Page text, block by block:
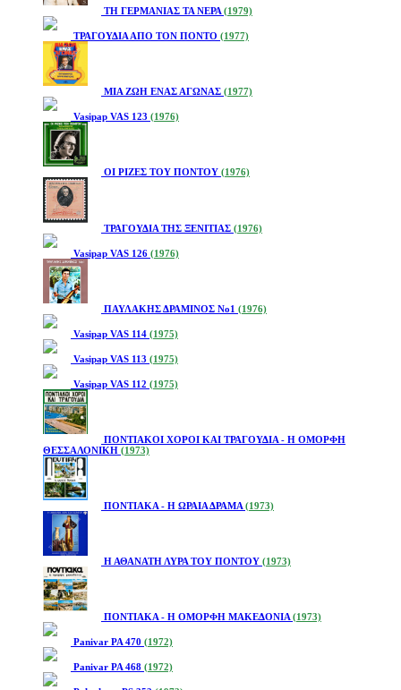
ΤΗ ΓΕΡΜΑΝΙΑΣ ΤΑ ΝΕΡΑ (1979)
ΤΡΑΓΟΥΔΙΑ ΑΠΟ ΤΟΝ ΠΟΝΤΟ (1977)
ΜΙΑ ΖΩΗ ΕΝΑΣ ΑΓΩΝΑΣ (1977)
Vasipap VAS 123 (1976)
ΟΙ ΡΙΖΕΣ ΤΟΥ ΠΟΝΤΟΥ (1976)
ΤΡΑΓΟΥΔΙΑ ΤΗΣ ΞΕΝΙΤΙΑΣ (1976)
Vasipap VAS 126 (1976)
ΠΑΥΛΑΚΗΣ ΔΡΑΜΙΝΟΣ Νο1 (1976)
Vasipap VAS 114 (1975)
Vasipap VAS 113 (1975)
Vasipap VAS 112 (1975)
ΠΟΝΤΙΑΚΟΙ ΧΟΡΟΙ ΚΑΙ ΤΡΑΓΟΥΔΙΑ - Η ΟΜΟΡΦΗ
ΘΕΣΣΑΛΟΝΙΚΗ (1973)
ΠΟΝΤΙΑΚΑ - Η ΩΡΑΙΑ ΔΡΑΜΑ (1973)
Η ΑΘΑΝΑΤΗ ΛΥΡΑ ΤΟΥ ΠΟΝΤΟΥ (1973)
ΠΟΝΤΙΑΚΑ - Η ΟΜΟΡΦΗ ΜΑΚΕΔΟΝΙΑ (1973)
Panivar PA 470 (1972)
Panivar PA 468 (1972)